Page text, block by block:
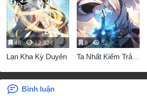
48 12,324
Lạn Kha Kỳ Duyên
8 52
Ta Nhất Kiếm Trảm
Bình luận